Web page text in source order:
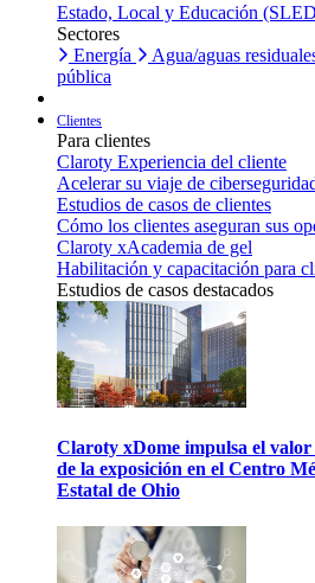
Estado, Local y Educación
Sectores
Energía
Agua/aguas
pública
Clientes
Para clientes
Claroty Experiencia del cliente
Acelerar su viaje de
Estudios de casos de clientes
Cómo los clientes aseguran sus
Claroty xAcademia de gel
Habilitación y capacitación para
Estudios de casos destacados
Claroty xDome impulsa el
de la exposición en el Centro
Estatal de Ohio